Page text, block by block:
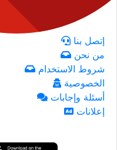
إتصل بنا
من نحن
شروط الاستخدام
الخصوصية
أسئلة وإجابات
إعلانات